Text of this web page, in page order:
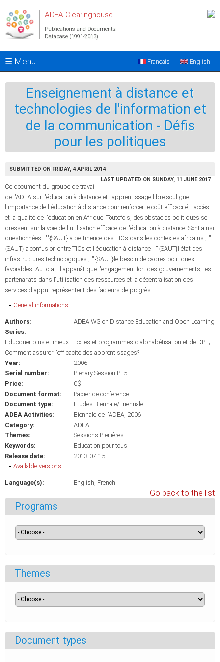
ADEA Clearinghouse
Publications and Documents
Database (1991-2013)
☰ Menu English
Français
Enseignement à distance et
technologies de l'information et
de la communication - Défis
pour les politiques
SUBMITTED ON FRIDAY, 4 APRIL 2014
LAST UPDATED ON SUNDAY, 11 JUNE 2017
Ce document du groupe de travail
de l'ADEA sur l'éducation à distance et l'apprentissage libre souligne
l'importance de l'éducation à distance pour renforcer le coût-efficacité, l'accès
et la qualité de l'éducation en Afrique. Toutefois, des obstacles politiques se
dressent sur la voie de l'utilisation efficace de l'éducation à distance. Sont ainsi
questionnées : ""{SAUT}la pertinence des TICs dans les contextes africains ; ""
{SAUT}la confusion entre TICs et l'éducation à distance ; ""{SAUT}l'état des
infrastructures technologiques ; ""{SAUT}le besoin de cadres politiques
favorables. Au total, il appariât que l'engagement fort des gouvernements, les
partenariats dans l'utilisation des ressources et la décentralisation des
services d'appui représentent des facteurs de progrès
Hide
General informations
Authors:
ADEA WG on Distance Education and Open Learning
Series:
Educquer plus et mieux : Ecoles et programmes d'alphabétisation et de DPE;
Comment assurer l'efficacité des apprentissages?
Year:
2006
Serial number:
Plenary Session PL5
Price:
0$
Document format:
Papier de conference
Document type:
Etudes Biennale/Triennale
ADEA Activities:
Biennale de l'ADEA, 2006
Category:
ADEA
Themes:
Sessions Plenières
Keywords:
Education pour tous
Release date:
2013-07-15
Hide
Available versions
Language(s): English French
Go back to the list
Programs
Themes
Document types